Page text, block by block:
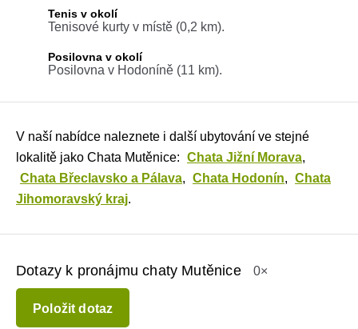
Tenis v okolí
Tenisové kurty v místě (0,2 km).
Posilovna v okolí
Posilovna v Hodoníně (11 km).
V naší nabídce naleznete i další ubytování ve stejné
lokalitě jako Chata Mutěnice: Chata Jižní Morava,
Chata Břeclavsko a Pálava, Chata Hodonín, Chata
Jihomoravský kraj.
Dotazy k pronájmu chaty Mutěnice 0×
Položit dotaz